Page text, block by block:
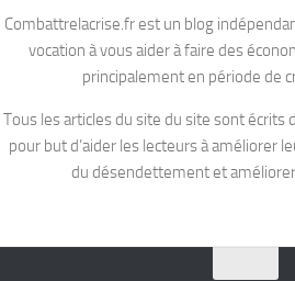
Combattrelacrise.fr est un blog
vocation à vous aider à faire des
principalement en période de
Tous les articles du site du site sont écrits
pour but d’aider les lecteurs à améliorer
du désendettement et